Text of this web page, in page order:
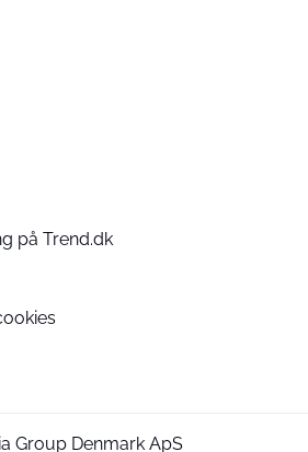
på Trend.dk
Group Denmark ApS